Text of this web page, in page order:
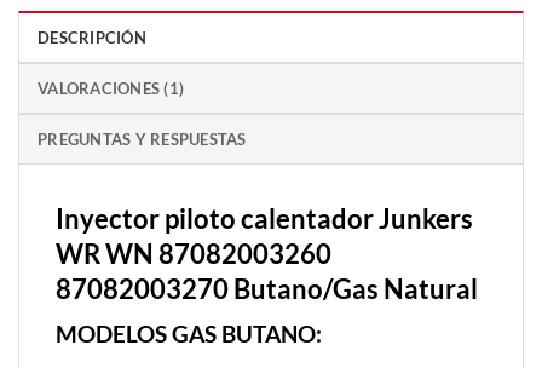
DESCRIPCIÓN
VALORACIONES (1)
PREGUNTAS Y RESPUESTAS
Inyector piloto calentador Junkers
WR WN 87082003260
87082003270 Butano/Gas Natural
MODELOS GAS BUTANO: